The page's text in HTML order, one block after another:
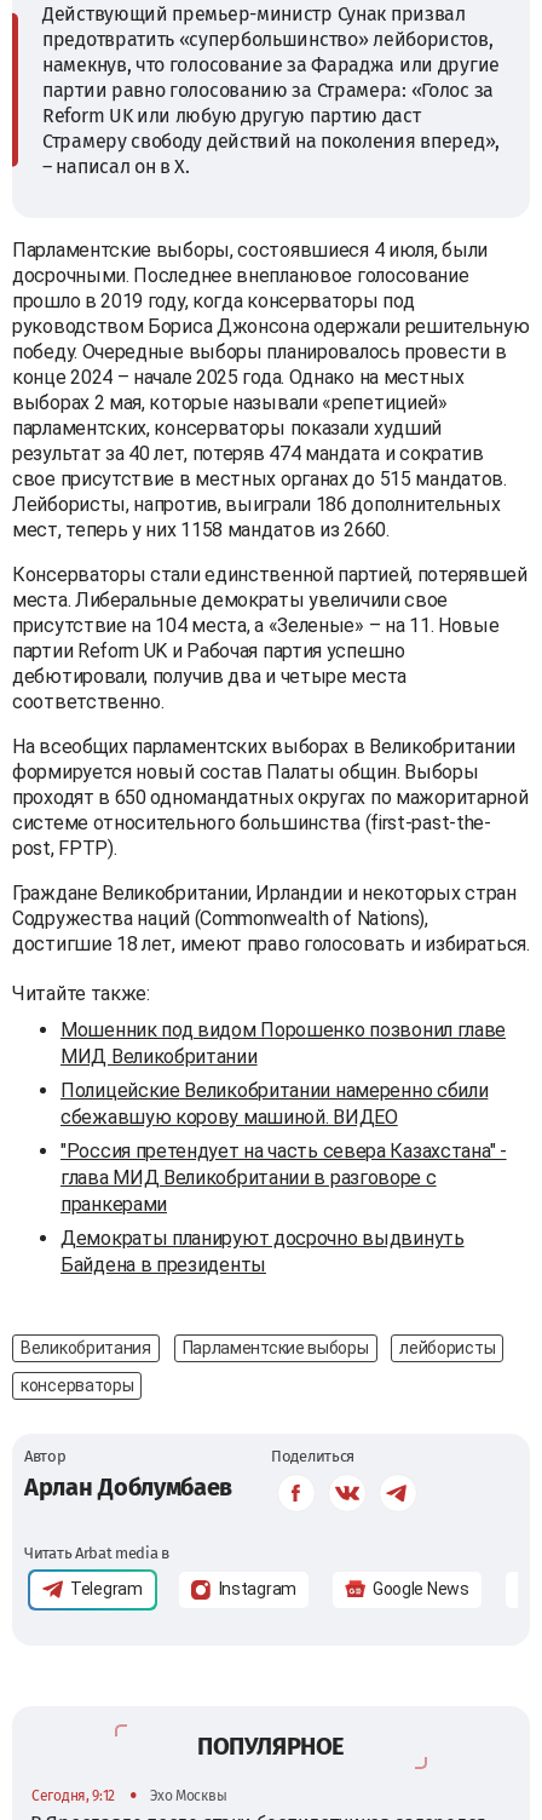
Действующий премьер-министр Сунак призвал
предотвратить «супербольшинство» лейбористов,
намекнув, что голосование за Фараджа или другие
партии равно голосованию за Страмера: «Голос за
Reform UK или любую другую партию даст
Страмеру свободу действий на поколения вперед»,
– написал он в X.
Парламентские выборы, состоявшиеся 4 июля, были
досрочными. Последнее внеплановое голосование
прошло в 2019 году, когда консерваторы под
руководством Бориса Джонсона одержали решительную
победу. Очередные выборы планировалось провести в
конце 2024 – начале 2025 года. Однако на местных
выборах 2 мая, которые называли «репетицией»
парламентских, консерваторы показали худший
результат за 40 лет, потеряв 474 мандата и сократив
свое присутствие в местных органах до 515 мандатов.
Лейбористы, напротив, выиграли 186 дополнительных
мест, теперь у них 1158 мандатов из 2660.
Консерваторы стали единственной партией, потерявшей
места. Либеральные демократы увеличили свое
присутствие на 104 места, а «Зеленые» – на 11. Новые
партии Reform UK и Рабочая партия успешно
дебютировали, получив два и четыре места
соответственно.
На всеобщих парламентских выборах в Великобритании
формируется новый состав Палаты общин. Выборы
проходят в 650 одномандатных округах по мажоритарной
системе относительного большинства (first-past-the-
post, FPTP).
Граждане Великобритании, Ирландии и некоторых стран
Содружества наций (Commonwealth of Nations),
достигшие 18 лет, имеют право голосовать и избираться.
Читайте также:
Мошенник под видом Порошенко позвонил главе
МИД Великобритании
Полицейские Великобритании намеренно сбили
сбежавшую корову машиной. ВИДЕО
"Россия претендует на часть севера Казахстана" -
глава МИД Великобритании в разговоре с
пранкерами
Демократы планируют досрочно выдвинуть
Байдена в президенты
Великобритания Парламентские выборы
лейбористы
консерваторы
Автор
Арлан Доблумбаев
Поделиться
Читать Arbat media в
Telegram Instagram Google News
ПОПУЛЯРНОЕ
Сегодня, 9:12 • Эхо Москвы